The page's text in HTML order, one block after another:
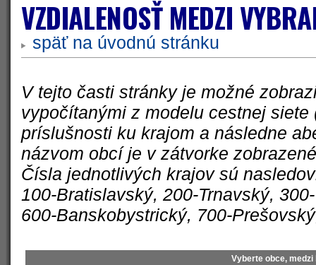
VZDIALENOSŤ MEDZI
späť na úvodnú stránku
V tejto časti stránky je možné
vypočítanými z modelu cestnej siete
príslušnosti ku krajom a následne
názvom obcí je v zátvorke
Čísla jednotlivých krajov sú
100-Bratislavský, 200-Trnavský,
600-Banskobystrický, 700-
Vyberte obce,